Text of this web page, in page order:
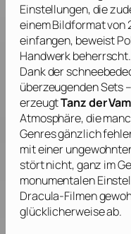
Einstellungen, die
einem Bildformat von
einfangen, beweist
Handwerk beherrscht.
Dank der
überzeugenden Sets
erzeugtTanz der
Atmosphäre, die
Genres gänzlich
mit einer
stört nicht, ganz im
monumentalen
Dracula-Filmen
glücklicherweise ab.